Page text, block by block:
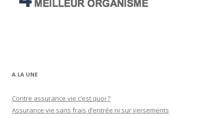
A LA UNE
Contre assurance vie c’est quoi ?
Assurance vie sans frais d’entrée ni sur versements